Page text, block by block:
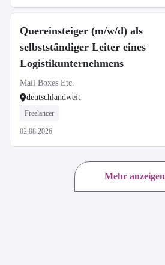
Quereinsteiger (m/w/d) als
selbstständiger Leiter eines
Logistikunternehmens
Mail Boxes Etc.
deutschlandweit
Freelancer
02.08.2026
Mehr anzeigen